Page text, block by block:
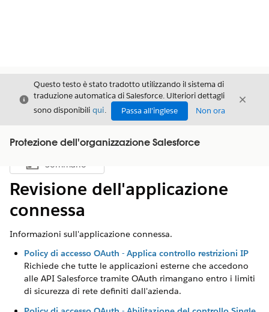
Chiudi
Questo testo è stato tradotto utilizzando il sistema di
traduzione automatica di Salesforce. Ulteriori dettagli
sono disponibili qui. Passa all'inglese Non ora
Chiudi
Protezione dell'organizzazione Salesforce
Mostra sommario
Sommario
Revisione dell'applicazione
connessa
Informazioni sull'applicazione connessa.
Policy di accesso OAuth - Applica controllo restrizioni IP
Richiede che tutte le applicazioni esterne che accedono
alle API Salesforce tramite OAuth rimangano entro i limiti
di sicurezza di rete definiti dall'azienda.